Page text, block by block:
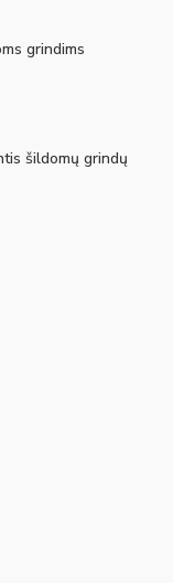
grindims
šildomų grindų